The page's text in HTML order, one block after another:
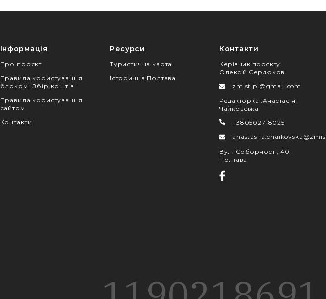
Інформація
Про проєкт
Правила користування
блоком "Збір коштів"
Правила користування
сайтом
Контакти
Ресурси
Туристична карта
Історична Полтава
Контакти
Керівник проєкту:
Олексій Сердюков
zmist.pl@gmail.com
Редакторка :Анастасія
Чайковська
+380502718025
Вул. Соборності, 40:
Полтава